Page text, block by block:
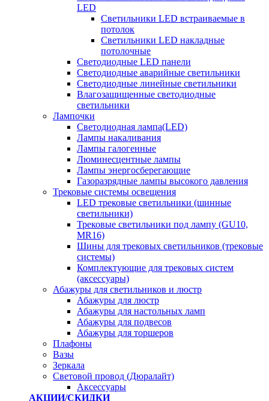
LED
Cветильники LED встраиваемые в
потолок
Светильники LED накладные
потолочные
Светодиодные LED панели
Светодиодные аварийные светильники
Светодиодные линейные светильники
Влагозащищенные светодиодные
светильники
Лампочки
Светодиодная лампа(LED)
Лампы накаливания
Лампы галогенные
Люминесцентные лампы
Лампы энергосберегающие
Газоразрядные лампы высокого давления
Трековые системы освещения
LED трековые светильники (шинные
светильники)
Трековые светильники под лампу (GU10,
MR16)
Шины для трековых светильников (трековые
системы)
Комплектующие для трековых систем
(аксессуары)
Абажуры для светильников и люстр
Абажуры для люстр
Абажуры для настольных ламп
Абажуры для подвесов
Абажуры для торшеров
Плафоны
Вазы
Зеркала
Световой провод (Дюралайт)
Аксессуары
АКЦИИ/СКИДКИ